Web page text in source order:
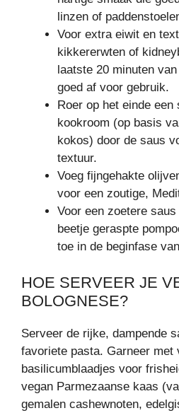
linzen of
Voor extra eiwit en
kikkererwten of
laatste 20 minuten
goed af voor gebruik.
Roer op het einde
kookroom (op basis
kokos) door de saus
textuur.
Voeg fijngehakte
voor een zoutige,
Voor een zoetere
beetje geraspte
toe in de beginfase
HOE SERVEER JE
BOLOGNESE?
Serveer de rijke, dampende
favoriete pasta. Garneer met
basilicumblaadjes voor
vegan Parmezaanse kaas
gemalen cashewnoten,